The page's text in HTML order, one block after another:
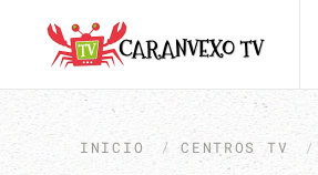
INICIO CENTROS TV